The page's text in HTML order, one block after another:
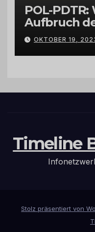
POL-
Aufbruch
Hermeskeil
OKTOBER 19,
Timeline
Stolz präsentiert von